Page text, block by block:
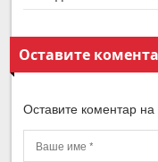
Оставите
Оставите коментар